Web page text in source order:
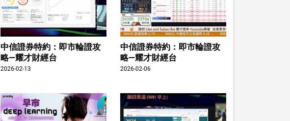
中信證券特約：即市輪證攻
略—耀才財經台
2026-02-13
中信證券特約：即市輪證攻
略—耀才財經台
2026-02-06